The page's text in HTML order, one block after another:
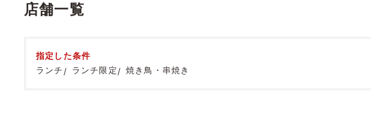
店舗一覧
指定した条件
ランチ
ランチ限定 焼き鳥・串焼き